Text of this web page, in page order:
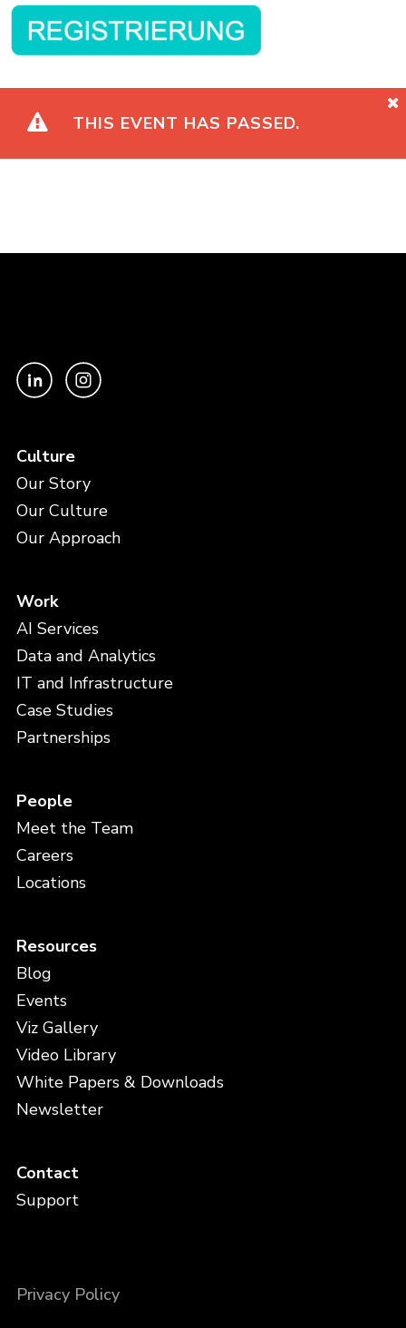
THIS EVENT HAS PASSED.
Culture
Our Story
Our Culture
Our Approach
Work
AI Services
Data and Analytics
IT and Infrastructure
Case Studies
Partnerships
People
Meet the Team
Careers
Locations
Resources
Blog
Events
Viz Gallery
Video Library
White Papers & Downloads
Newsletter
Contact
Support
Privacy Policy